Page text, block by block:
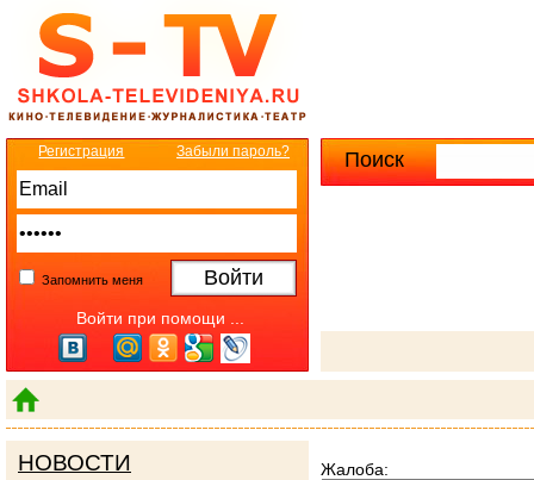
Поиск
Регистрация Забыли пароль?
Запомнить меня
Войти при помощи ...
Жалоба:
НОВОСТИ